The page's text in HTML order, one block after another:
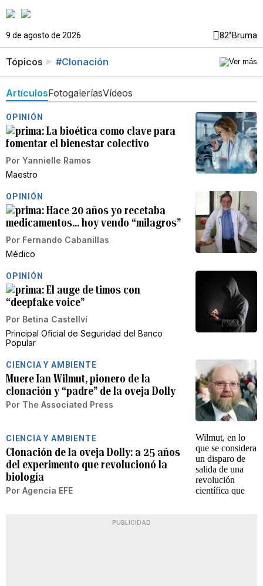
9 de agosto de 2026 82°Bruma
Tópicos #Clonación
ArtículosFotogaleríasVídeos
OPINIÓN
La bioética como clave para
fomentar el bienestar colectivo
Por Yannielle Ramos
Maestro
OPINIÓN
Hace 20 años yo recetaba
medicamentos… hoy vendo “milagros”
Por Fernando Cabanillas
Médico
OPINIÓN
El auge de timos con
“deepfake voice”
Por Betina Castellví
Principal Oficial de Seguridad del Banco
Popular
CIENCIA Y AMBIENTE
Muere Ian Wilmut, pionero de la
clonación y “padre” de la oveja Dolly
Por The Associated Press
CIENCIA Y AMBIENTE
Clonación de la oveja Dolly: a 25 años
del experimento que revolucionó la
biología
Por Agencia EFE
PUBLICIDAD